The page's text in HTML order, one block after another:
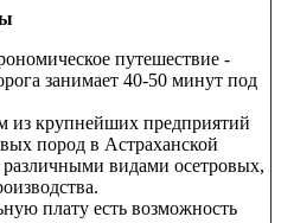
путешествие -
занимает 40-50 минут под
из крупнейших предприятий
пород в Астраханской
видами осетровых,
плату есть возможность